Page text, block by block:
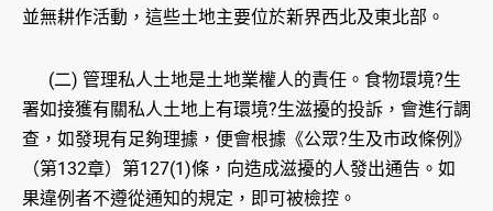
並無耕作活動，這些土地主要位於新界西北及東北部。
(二) 管理私人土地是土地業權人的責任。食物環境?生
署如接獲有關私人土地上有環境?生滋擾的投訴，會進行調
查，如發現有足夠理據，便會根據《公眾?生及市政條例》
（第132章）第127(1)條，向造成滋擾的人發出通告。如
果違例者不遵從通知的規定，即可被檢控。